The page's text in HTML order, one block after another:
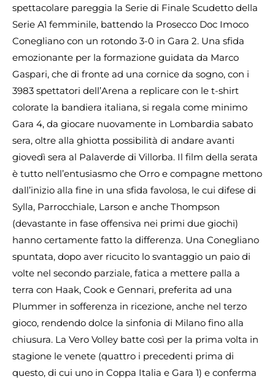
spettacolare pareggia la Serie di Finale Scudetto della
Serie A1 femminile, battendo la Prosecco Doc Imoco
Conegliano con un rotondo 3-0 in Gara 2. Una sfida
emozionante per la formazione guidata da Marco
Gaspari, che di fronte ad una cornice da sogno, con i
3983 spettatori dell’Arena a replicare con le t-shirt
colorate la bandiera italiana, si regala come minimo
Gara 4, da giocare nuovamente in Lombardia sabato
sera, oltre alla ghiotta possibilità di andare avanti
giovedì sera al Palaverde di Villorba. Il film della serata
è tutto nell’entusiasmo che Orro e compagne mettono
dall’inizio alla fine in una sfida favolosa, le cui difese di
Sylla, Parrocchiale, Larson e anche Thompson
(devastante in fase offensiva nei primi due giochi)
hanno certamente fatto la differenza. Una Conegliano
spuntata, dopo aver ricucito lo svantaggio un paio di
volte nel secondo parziale, fatica a mettere palla a
terra con Haak, Cook e Gennari, preferita ad una
Plummer in sofferenza in ricezione, anche nel terzo
gioco, rendendo dolce la sinfonia di Milano fino alla
chiusura. La Vero Volley batte così per la prima volta in
stagione le venete (quattro i precedenti prima di
questo, di cui uno in Coppa Italia e Gara 1) e conferma